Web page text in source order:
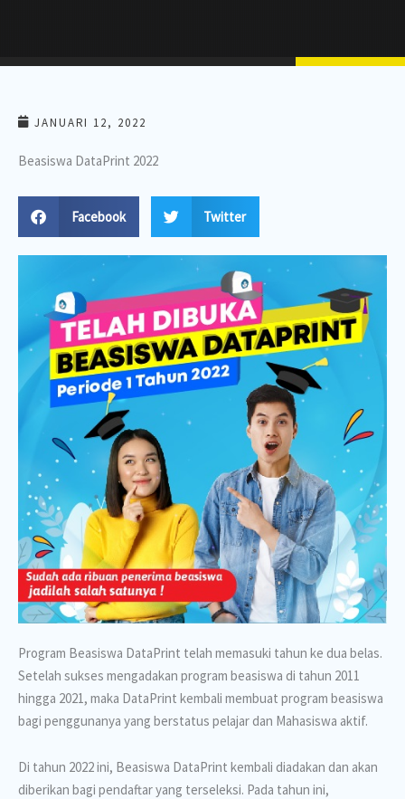
JANUARI 12, 2022
Beasiswa DataPrint 2022
Facebook Twitter
Program Beasiswa DataPrint telah memasuki tahun ke dua belas.
Setelah sukses mengadakan program beasiswa di tahun 2011
hingga 2021, maka DataPrint kembali membuat program beasiswa
bagi penggunanya yang berstatus pelajar dan Mahasiswa aktif.
Di tahun 2022 ini, Beasiswa DataPrint kembali diadakan dan akan
diberikan bagi pendaftar yang terseleksi. Pada tahun ini,